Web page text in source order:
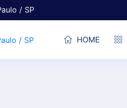
/ SP
HOME